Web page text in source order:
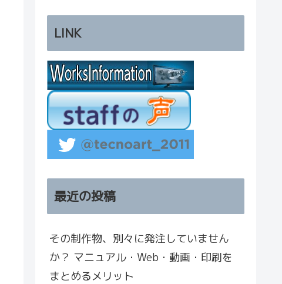
LINK
最近の投稿
その制作物、別々に発注していません
か？ マニュアル・Web・動画・印刷を
まとめるメリット